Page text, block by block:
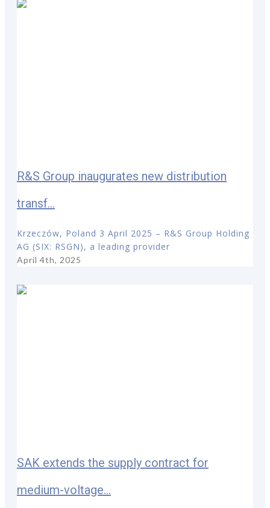
R&S Group inaugurates new distribution
transf...
Krzeczów, Poland 3 April 2025 – R&S Group Holding
AG (SIX: RSGN), a leading provider
April 4th, 2025
SAK extends the supply contract for
medium-voltage...